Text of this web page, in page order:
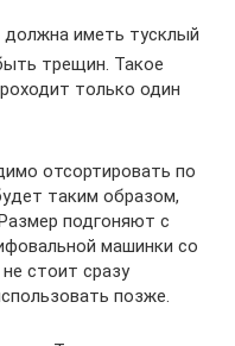
должна иметь тусклый
трещин. Такое
только один
отсортировать по
таким образом,
подгоняют с
машинки со
стоит сразу
позже.